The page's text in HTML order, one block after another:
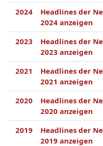
2024
Headlines der
2024 anzeigen
2023
Headlines der
2023 anzeigen
2021
Headlines der
2021 anzeigen
2020
Headlines der
2020 anzeigen
2019
Headlines der
2019 anzeigen